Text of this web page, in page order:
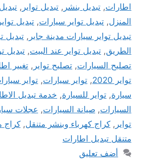
اطارات, تبديل بنشر , تبديل تواير ,
المنزل, تبديل تواير سيارات, تبديل
تبديل تواير سيارات مدينة جابر , تبديل
الطريق, تبديل تواير عند البيت, تبديل
تصليح السيارات, تصليح تواير , تغيير
تواير 2020
, تواير سيارات, تواير سيارات
سيارة, تواير للسيارة, خدمة تبديل
السيارات, صيانة السيارات, عجلات
تواير , كراج كهرباء وبنشر متنقل, كراج
متنقل تبديل اطارات
أضف تعليق